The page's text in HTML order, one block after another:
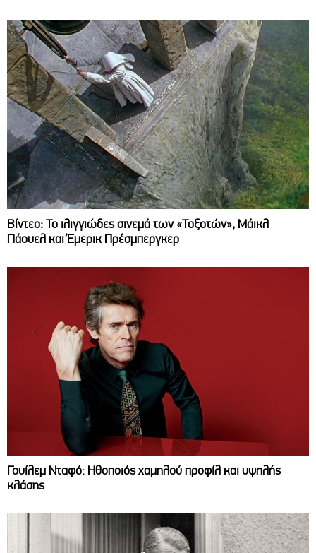
Βίντεο: Το ιλιγγιώδες σινεμά των «Τοξοτών», Μάικλ
Πάουελ και Έμερικ Πρέσμπεργκερ
Γουίλεμ Νταφό: Ηθοποιός χαμηλού προφίλ και υψηλής
κλάσης